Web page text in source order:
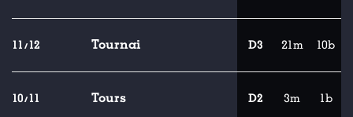
11/12 Tournai D3 21m 10b
10/11 Tours D2 3m 1b